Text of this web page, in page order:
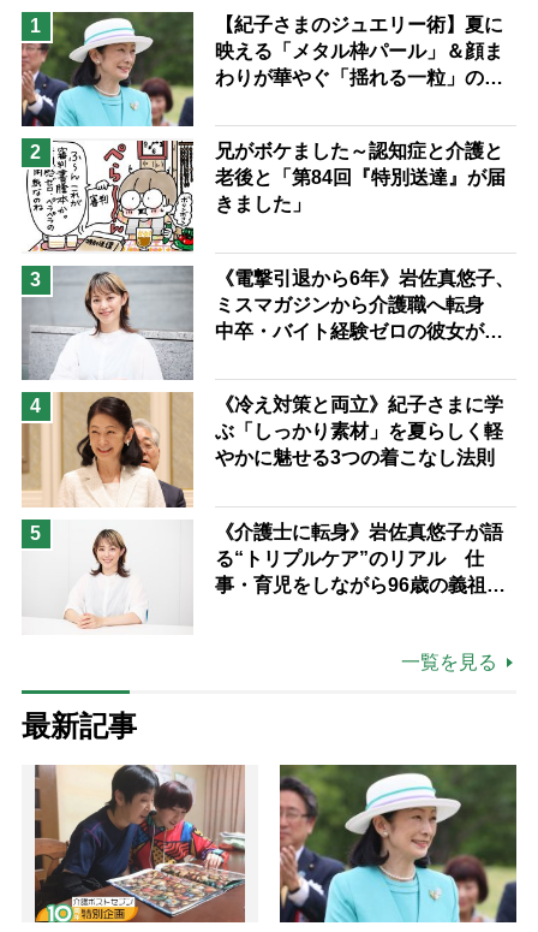
息子の遠距離介護サバイバル術
兄がボケました
便利なサービス
予防法
1
【紀子さまのジュエリー術】夏に
映える「メタル枠パール」＆顔ま
わりが華やぐ「揺れる一粒」の使
2
兄がボケました～認知症と介護と
老後と「第84回『特別送達』が届
きました」
3
《電撃引退から6年》岩佐真悠子、
ミスマガジンから介護職へ転身
中卒・バイト経験ゼロの彼女が見
ながら自分らしくいられる」
4
《冷え対策と両立》紀子さまに学
ぶ「しっかり素材」を夏らしく軽
やかに魅せる3つの着こなし法則
5
《介護士に転身》岩佐真悠子が語
る“トリプルケア”のリアル 仕
事・育児をしながら96歳の義祖母
一覧を見る
最新記事